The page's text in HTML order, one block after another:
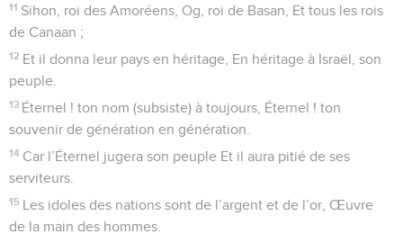
Psaumes
Merci au Sauveur d'Israël
Louez l’Éternel ! Louez le nom de l’Éternel, Louez (-le),
serviteurs de l’Éternel,
Qui vous tenez dans la maison de l’Éternel, Dans les parvis